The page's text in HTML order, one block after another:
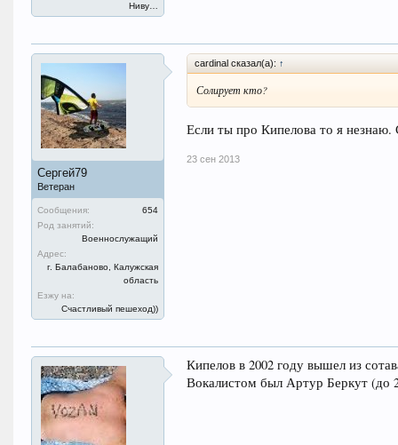
Ниву…
Сергей79
Ветеран
Сообщения:
654
Род занятий:
Военнослужащий
Адрес:
г. Балабаново, Калужская
область
Езжу на:
Счастливый пешеход))
cardinal сказал(а): ↑
Солирует кто?
Если ты про Кипелова то я
23 сен 2013
Кипелов в 2002 году вышел из
Вокалистом был Артур Беркут (до